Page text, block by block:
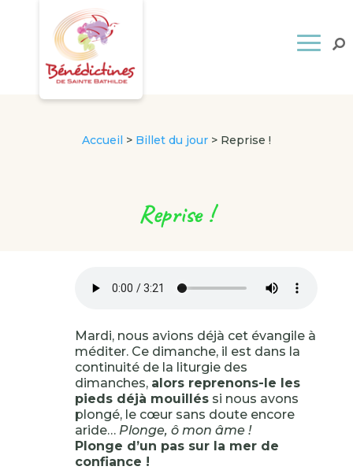
Accueil > Billet du jour> Reprise !
Reprise !
Mardi, nous avions déjà cet évangile à
méditer. Ce dimanche, il est dans la
continuité de la liturgie des
dimanches, alors reprenons-le les
pieds déjà mouilléssi nous avons
plongé, le cœur sans doute encore
aride… Plonge, ô mon âme !
Plonge d’un pas sur la mer de
confiance !